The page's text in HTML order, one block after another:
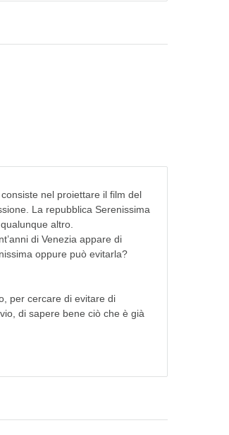
nel proiettare il film del
La repubblica Serenissima
altro.
di Venezia appare di
oppure può evitarla?
per cercare di evitare di
di sapere bene ciò che è già